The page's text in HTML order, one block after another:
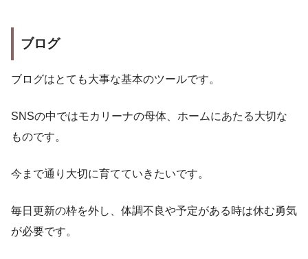
ブログ
ブログはとても大事な基本のツールです。
SNSの中ではモカリーナの母体、ホームにあたる大切な
ものです。
今まで通り大切に育てていきたいです。
毎日更新の枠を外し、体調不良や予定がある時は休む勇気
が必要です。